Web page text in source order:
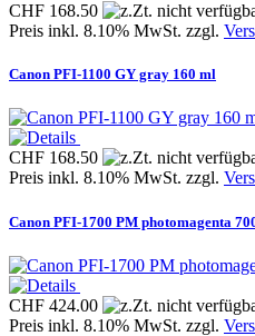
CHF 168.50
Preis inkl. 8.10% MwSt. zzgl.
Canon PFI-1100 GY gray 160 ml
CHF 168.50
Preis inkl. 8.10% MwSt. zzgl.
Canon PFI-1700 PM photomagenta
CHF 424.00
Preis inkl. 8.10% MwSt. zzgl.